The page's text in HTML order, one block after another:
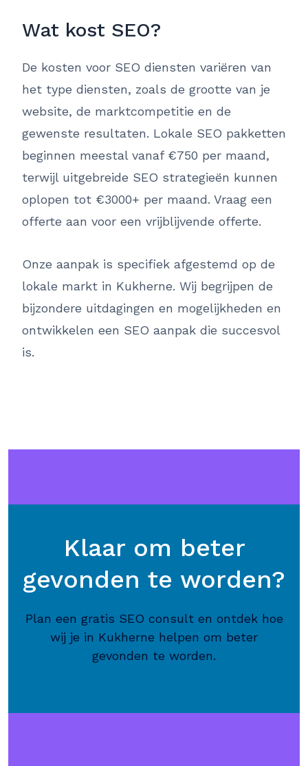
Wat kost SEO?
De kosten voor SEO diensten variëren van
het type diensten, zoals de grootte van je
website, de marktcompetitie en de
gewenste resultaten. Lokale SEO pakketten
beginnen meestal vanaf €750 per maand,
terwijl uitgebreide SEO strategieën kunnen
oplopen tot €3000+ per maand. Vraag een
offerte aan voor een vrijblijvende offerte.
Onze aanpak is specifiek afgestemd op de
lokale markt in Kukherne. Wij begrijpen de
bijzondere uitdagingen en mogelijkheden en
ontwikkelen een SEO aanpak die succesvol
is.
Klaar om beter
gevonden te worden?
Plan een gratis SEO consult en ontdek hoe
wij je in Kukherne helpen om beter
gevonden te worden.